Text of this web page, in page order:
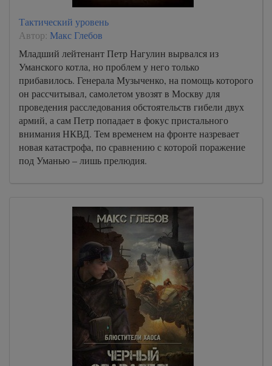
Тактический уровень
Автор: Макс Глебов
Младший лейтенант Петр Нагулин вырвался из
Уманского котла, но проблем у него только
прибавилось. Генерала Музыченко, на помощь которого
он рассчитывал, самолетом увозят в Москву для
проведения расследования обстоятельств гибели двух
армий, а сам Петр попадает в фокус пристального
внимания НКВД. Тем временем на фронте назревает
новая катастрофа, по сравнению с которой поражение
под Уманью – лишь прелюдия.